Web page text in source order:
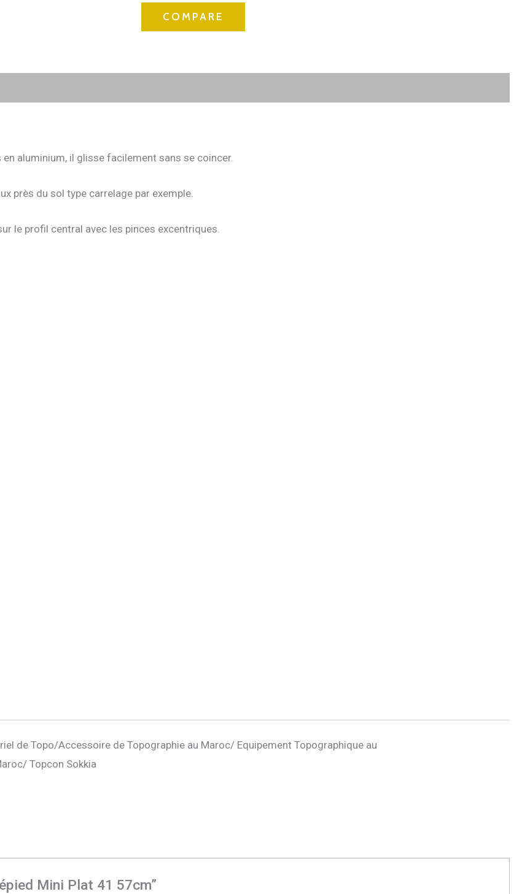
COMPARE
aluminium, il glisse facilement sans se coincer.
près du sol type carrelage par exemple.
le profil central avec les pinces excentriques.
de Topo/Accessoire de Topographie au Maroc/ Equipement Topographique au
Topcon Sokkia
Mini Plat 41 57cm”